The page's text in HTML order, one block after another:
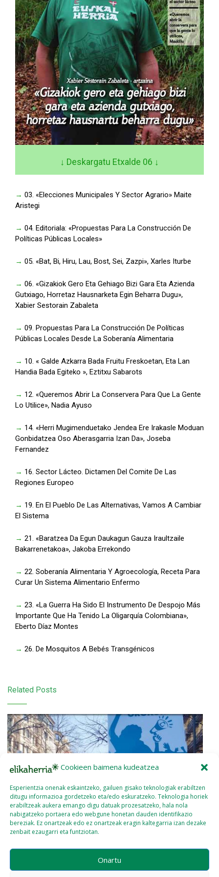
Cookieen baimena kudeatzea
Esperientzia onenak eskaintzeko, gailuen gisako teknologiak erabiltzen
ditugu informazioa gordetzeko eta/edo eskuratzeko. Teknologia horiek
erabiltzeak aukera emango digu datuak prozesatzeko, hala nola
nabigatzeko portaera edo webgune honetan dauden identifikazio
bereziak. Ez onartzeak edo ez onartzeak eragin kaltegarria izan dezake
zenbait ezaugarri eta funtziotan.
Onartu
↓ Deskargatu Etxalde 06 ↓
→ 03. «Elecciones Municipales Y Sector Agrario» Maite
Aristegi
→ 04. Editoriala: «Propuestas Para La Construcción De
Políticas Públicas Locales»
→ 05. «Bat, Bi, Hiru, Lau, Bost, Sei, Zazpi», Xarles Iturbe
→ 06. «Gizakiok Gero Eta Gehiago Bizi Gara Eta Azienda
Gutxiago, Horretaz Hausnarketa Egin Beharra Dugu»,
Xabier Sestorain Zabaleta
→ 09. Propuestas Para La Construcción De Políticas
Públicas Locales Desde La Soberanía Alimentaria
→ 10. « Galde Azkarra Bada Fruitu Freskoetan, Eta Lan
Handia Bada Egiteko », Eztitxu Sabarots
→ 12. «Queremos Abrir La Conservera Para Que La Gente
Lo Utilice», Nadia Ayuso
→ 14. «Herri Mugimenduetako Jendea Ere Irakasle Moduan
Gonbidatzea Oso Aberasgarria Izan Da», Joseba
Fernandez
→ 16. Sector Lácteo. Dictamen Del Comite De Las
Regiones Europeo
→ 19. En El Pueblo De Las Alternativas, Vamos A Cambiar
El Sistema
→ 21. «Baratzea Da Egun Daukagun Gauza Iraultzaile
Bakarrenetakoa», Jakoba Errekondo
→ 22. Soberanía Alimentaria Y Agroecología, Receta Para
Curar Un Sistema Alimentario Enfermo
→ 23. «La Guerra Ha Sido El Instrumento De Despojo Más
Importante Que Ha Tenido La Oligarquía Colombiana»,
Eberto Díaz Montes
→ 26. De Mosquitos A Bebés Transgénicos
Related Posts
92. Etxalde (2026ko Otsaila – Martxoa)